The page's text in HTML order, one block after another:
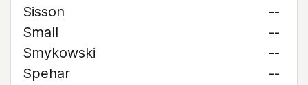
Sisson
--
Small
--
Smykowski
--
Spehar
--